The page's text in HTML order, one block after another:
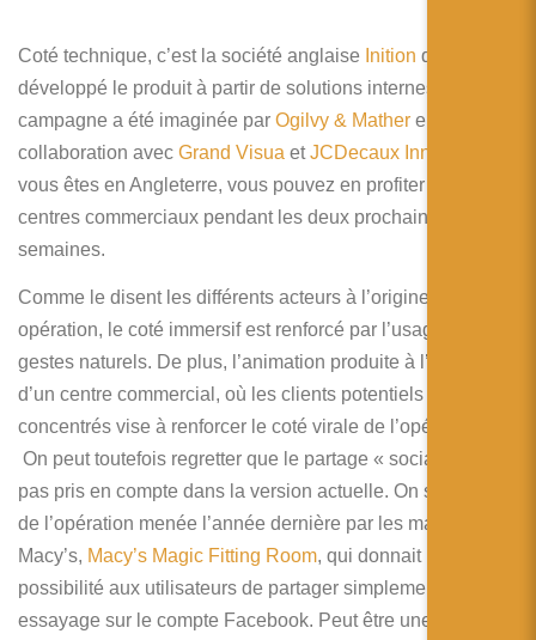
Coté technique, c’est la société anglaise Inition qui à
développé le produit à partir de solutions internes. La
campagne a été imaginée par Ogilvy & Mather en
collaboration avec Grand Visua etJCDecaux Innovate
vous êtes en Angleterre, vous pouvez en profiter dans 11
centres commerciaux pendant les deux prochaines
semaines.
Comme le disent les différents acteurs à l’origine de cette
opération, le coté immersif est renforcé par l’usage des
gestes naturels. De plus, l’animation produite à l’intérieur
d’un centre commercial, où les clients potentiels sont
concentrés vise à renforcer le coté virale de l’opération.
On peut toutefois regretter que le partage « social » ne soit
pas pris en compte dans la version actuelle. On se rappelle
de l’opération menée l’année dernière par les magasins
Macy’s, Macy’s Magic Fitting Room, qui donnait la
possibilité aux utilisateurs de partager simplement leur
essayage sur le compte Facebook. Peut être une évolution